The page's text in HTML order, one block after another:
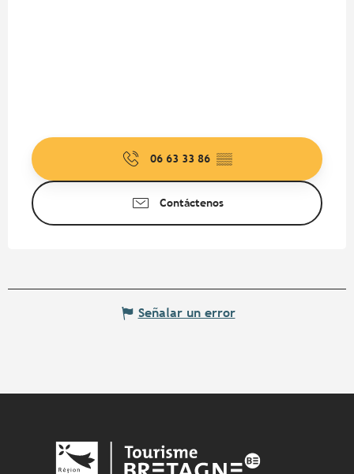
06 63 33 86 ▒▒
Contáctenos
Señalar un error